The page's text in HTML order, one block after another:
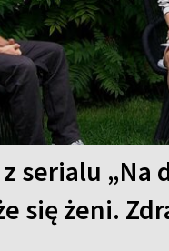
serialu „Na
się żeni.